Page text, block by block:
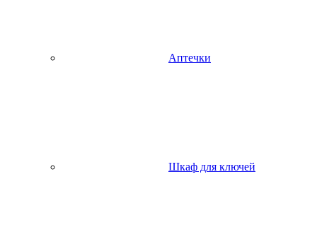
Аптечки
Шкаф для ключей